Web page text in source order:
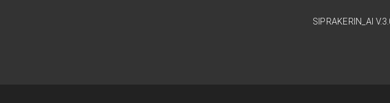
SIPRAKERIN_AI